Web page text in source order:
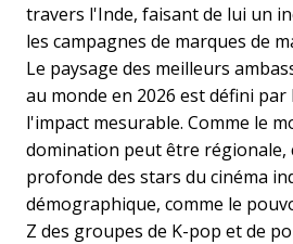
travers l'Inde, faisant de lui un
les campagnes de marques de
Le paysage des meilleurs
au monde en 2026 est défini
l'impact mesurable. Comme le
domination peut être régionale,
profonde des stars du cinéma
démographique, comme le
Z des groupes de K-pop et de